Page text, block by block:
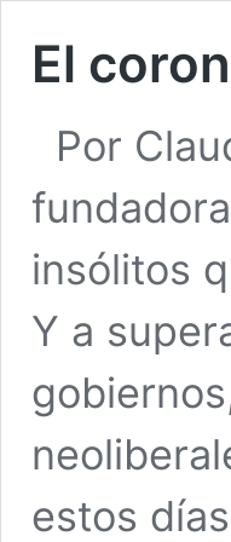
El
Por
insólitos
Y a
estos